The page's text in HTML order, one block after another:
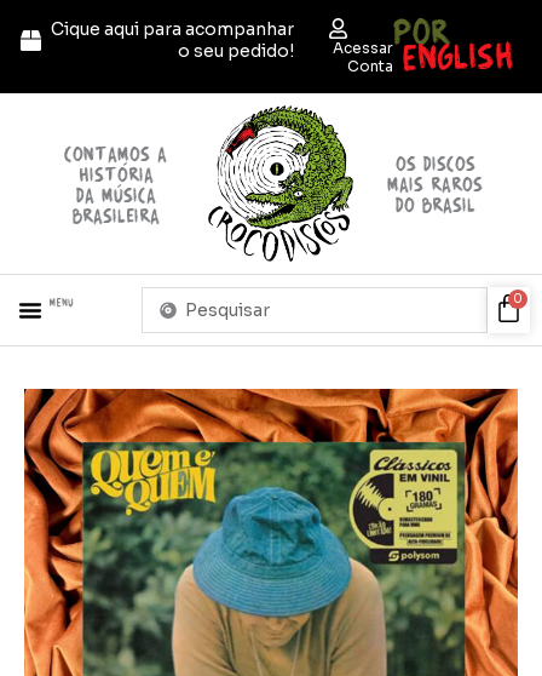
para
conteúdo
Cique aqui para acompanhar
o seu pedido!
Acessar
Conta
POR
ENGLISH
contamos a
história
da música
brasileira
OS discos
mais raros
do brasil
Menu
Pesquisar
0